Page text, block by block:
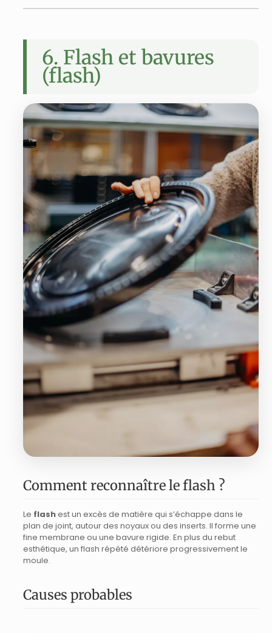
6. Flash et bavures
(flash)
Comment reconnaître le flash ?
Le flashest un excès de matière qui s’échappe dans le
plan de joint, autour des noyaux ou des inserts. Il forme une
fine membrane ou une bavure rigide. En plus du rebut
esthétique, un flash répété détériore progressivement le
moule.
Causes probables